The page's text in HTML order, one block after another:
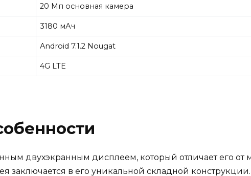
20 Мп основная камера
3180 мАч
Android 7.1.2 Nougat
4G LTE
двухэкранным дисплеем, который отличает его от
заключается в его уникальной складной конструкции.